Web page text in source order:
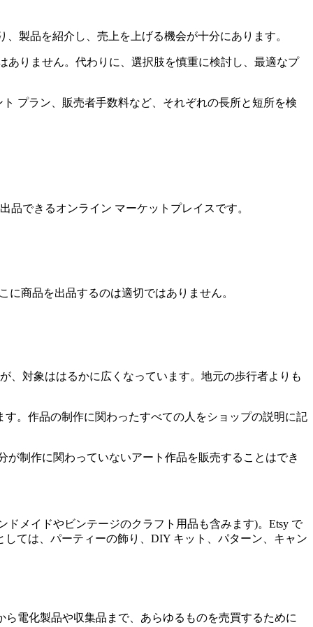
製品を紹介し、売上を上げる機会が十分にあります。
りません。代わりに、選択肢を慎重に検討し、最適なプ
プラン、販売者手数料など、それぞれの長所と短所を検
品できるオンライン マーケットプレイスです。
商品を出品するのは適切ではありません。
、対象ははるかに広くなっています。地元の歩行者よりも
。作品の制作に関わったすべての人をショップの説明に記
制作に関わっていないアート作品を販売することはでき
メイドやビンテージのクラフト用品も含みます)。Etsy で
ては、パーティーの飾り、DIY キット、パターン、キャン
電化製品や収集品まで、あらゆるものを売買するために